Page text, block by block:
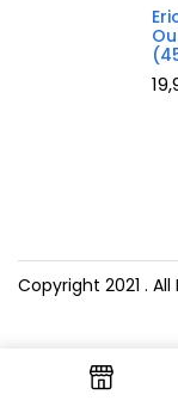
Copyright 2021 . All